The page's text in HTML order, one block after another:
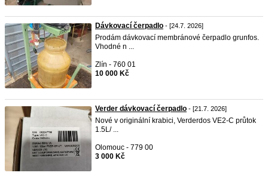
Dávkovací čerpadlo - [24.7. 2026]
Prodám dávkovací membránové čerpadlo grunfos.
Vhodné n ...
Zlín - 760 01
10 000 Kč
Verder dávkovací čerpadlo - [21.7. 2026]
Nové v originální krabici, Verderdos VE2-C průtok
1.5L/ ...
Olomouc - 779 00
3 000 Kč